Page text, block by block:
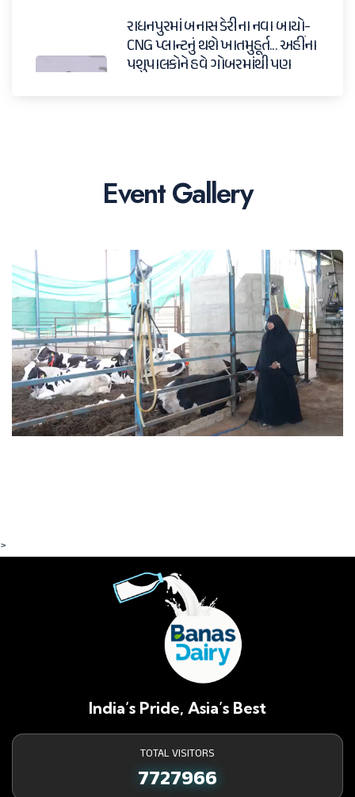
રાધનપુરમાં બનાસ ડેરીના નવા બાયો-
CNG પ્લાન્ટનું થશે ખાતમુહૂર્ત... અહીંના
પશુપાલકોને હવે ગોબરમાંથી પણ
વર્ષ કેવા હશે તેના વિશે ચેરમેન શ્રી
શંકરભાઈ ચૌધરીએ શું કહ્યું!
06-07-2026
Read More
Event Gallery
▶
>
India’s Pride, Asia’s Best
TOTAL VISITORS
7727966